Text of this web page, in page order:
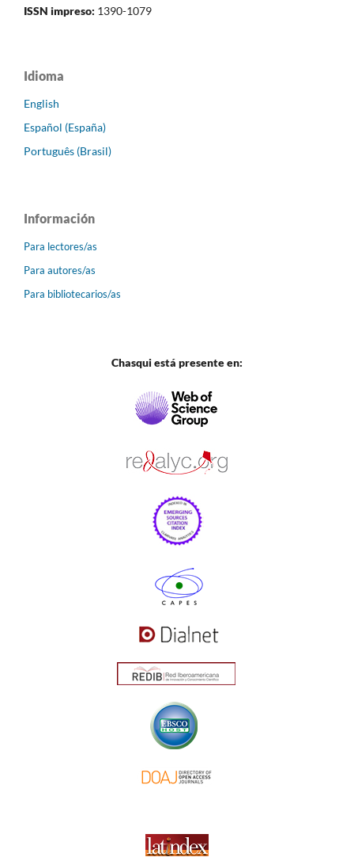
ISSN impreso: 1390-1079
Idioma
English
Español (España)
Português (Brasil)
Información
Para lectores/as
Para autores/as
Para bibliotecarios/as
Chasqui está presente en: